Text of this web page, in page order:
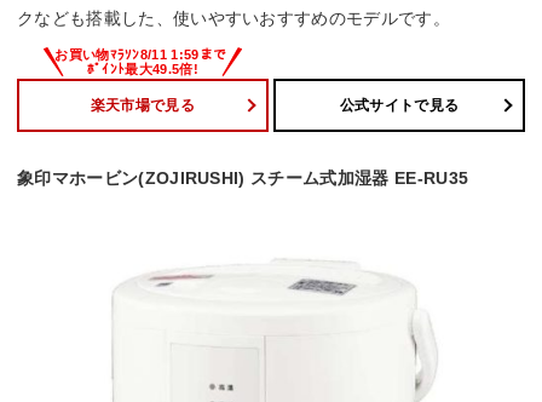
クなども搭載した、使いやすいおすすめのモデルです。
楽天市場で見る 公式サイトで見る
象印マホービン(ZOJIRUSHI) スチーム式加湿器 EE-RU35